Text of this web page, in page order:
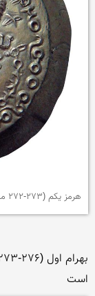
هرمز یکم (273-272 میلادی)
است